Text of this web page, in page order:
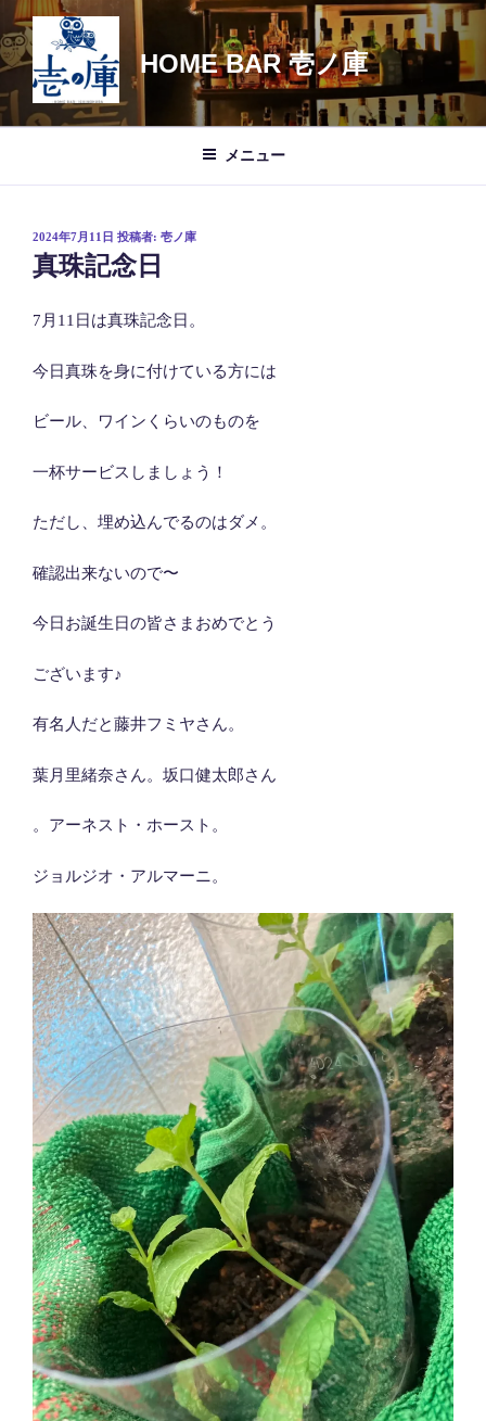
コ
ン
テ
ン
ツ
HOME BAR 壱ノ庫
メニュー
投
稿
日:
2024年7月11日 投稿者: 壱ノ庫
真珠記念日
7月11日は真珠記念日。
今日真珠を身に付けている方には
ビール、ワインくらいのものを
一杯サービスしましょう！
ただし、埋め込んでるのはダメ。
確認出来ないので〜
今日お誕生日の皆さまおめでとう
ございます♪
有名人だと藤井フミヤさん。
葉月里緒奈さん。坂口健太郎さん
。アーネスト・ホースト。
ジョルジオ・アルマーニ。